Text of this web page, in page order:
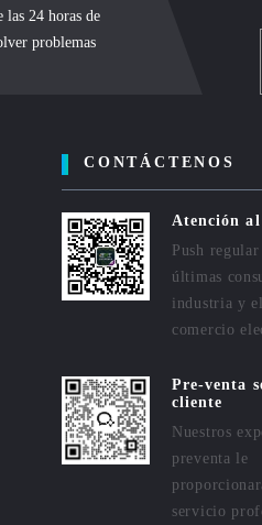
las 24 horas de
problemas
CONTÁCTENOS
Atención
Push
últimas
industria y
comercio
Pre-venta
cliente
Nuestros
preventa le
servicio